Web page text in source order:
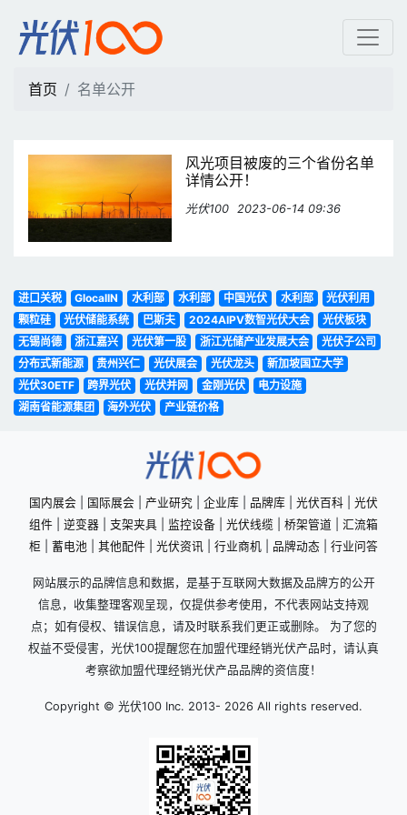
名单公开 | 光伏100
首页 名单公开
风光项目被废的三个省份名单
详情公开！
光伏100 2023-06-14 09:36
进口关税 GlocalIN 水利部 水利部 中国光伏 水利部
光伏利用
颗粒硅
光伏储能系统 巴斯夫 2024AIPV数智光伏大会
光伏板块
无锡尚德
浙江嘉兴 光伏第一股 浙江光储产业发展大会
光伏子公司
分布式新能源
贵州兴仁 光伏展会 光伏龙头
新加坡国立大学
光伏30ETF
跨界光伏 光伏并网 金刚光伏
电力设施
湖南省能源集团
海外光伏 产业链价格
国内展会 国际展会 产业研究 企业库 品牌库 光伏百科
光伏
组件
逆变器 支架夹具 监控设备 光伏线缆 桥架管道
汇流箱
柜
蓄电池 其他配件 光伏资讯 行业商机 品牌动态 行业问答
网站展示的品牌信息和数据，是基于互联网大数据及品牌方的公开
信息，收集整理客观呈现，仅提供参考使用，不代表网站支持观
点；如有侵权、错误信息，请及时联系我们更正或删除。 为了您的
权益不受侵害，光伏100提醒您在加盟代理经销光伏产品时，请认真
考察欲加盟代理经销光伏产品品牌的资信度！
Copyright © 光伏100 Inc. 2013- 2026 All rights reserved.